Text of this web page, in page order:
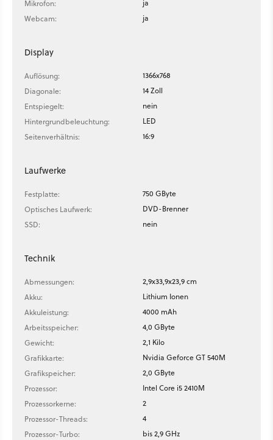
Mikrofon:
ja
Webcam:
ja
Display
Auflösung:
1366x768
Diagonale:
14 Zoll
Entspiegelt:
nein
Hintergrundbeleuchtung:
LED
Seitenverhältnis:
16:9
Laufwerke
Festplatte:
750 GByte
Optisches Laufwerk:
DVD-Brenner
SSD:
nein
Technik
Abmessungen:
2,9x33,9x23,9 cm
Akku:
Lithium Ionen
Akkuleistung:
4000 mAh
Arbeitsspeicher:
4,0 GByte
Gewicht:
2,1 Kilo
Grafikkarte:
Nvidia Geforce GT 540M
Grafikspeicher:
2,0 GByte
Prozessor:
Intel Core i5 2410M
Prozessorkerne:
2
Prozessor-Threads:
4
Prozessor-Turbo:
bis 2,9 GHz